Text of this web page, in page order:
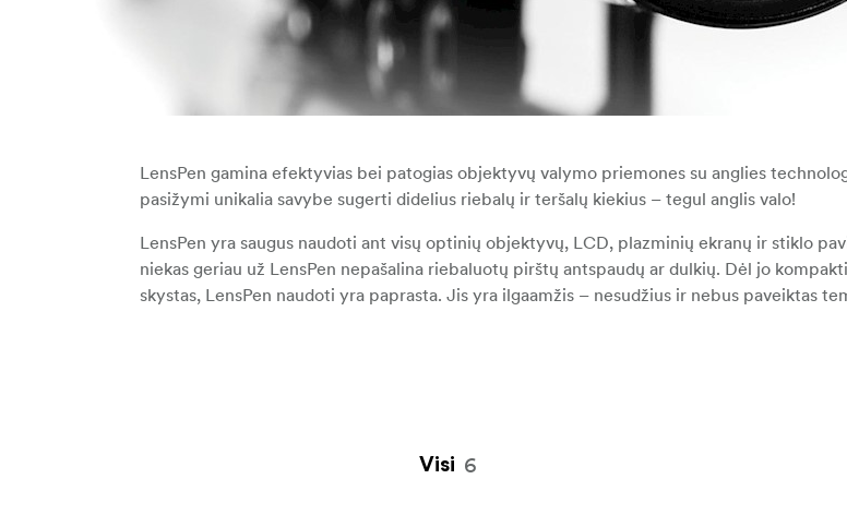
LensPen gamina efektyvias bei patogias objektyvų valymo priemones su anglies
pasižymi unikalia savybe sugerti didelius riebalų ir teršalų kiekius – tegul anglis valo!
LensPen yra saugus naudoti ant visų optinių objektyvų, LCD, plazminių ekranų ir stiklo
niekas geriau už LensPen nepašalina riebaluotų pirštų antspaudų ar dulkių. Dėl jo
skystas, LensPen naudoti yra paprasta. Jis yra ilgaamžis – nesudžius ir nebus paveiktas
Visi 6